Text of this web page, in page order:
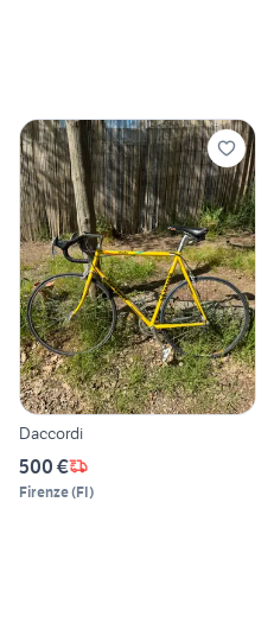
Daccordi
500 €
Firenze(FI)